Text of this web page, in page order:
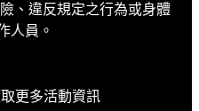
、違反規定之行為或身體
人員。
更多活動資訊